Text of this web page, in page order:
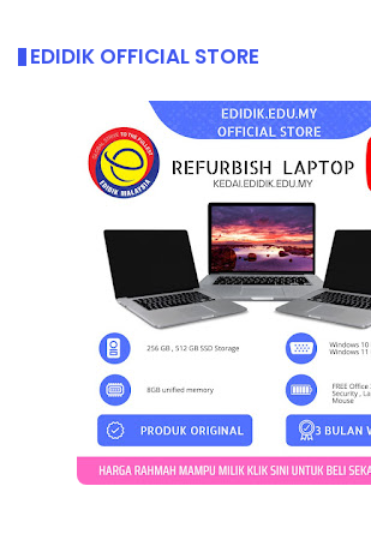
EDIDIK OFFICIAL STORE